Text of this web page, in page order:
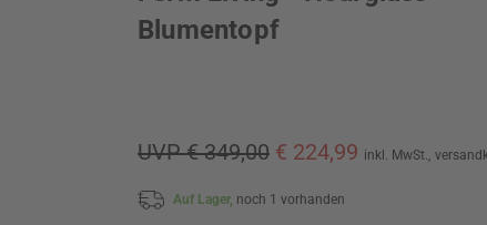
Blumentopf
UVP € 349,00 € 224,99 inkl. MwSt.,
Auf Lager, noch 1 vorhanden